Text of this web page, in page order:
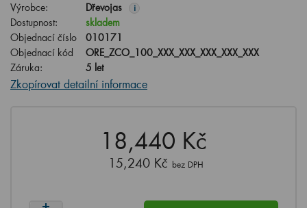
Výrobce: Dřevojas i
Dostupnost:
skladem
Objednací číslo
010171
Objednací kód
ORE_ZCO_100_XXX_XXX_XXX_XXX_XXX
Záruka:
5 let
Zkopírovat detailní informace
18,440 Kč
15,240 Kč bez DPH